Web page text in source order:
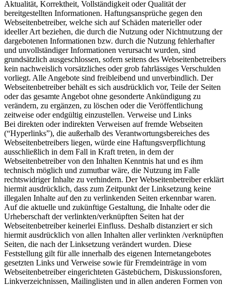
Aktualität, Korrektheit, Vollständigkeit oder Qualität der
bereitgestellten Informationen. Haftungsansprüche gegen den
Webseitenbetreiber, welche sich auf Schäden materieller oder
ideeller Art beziehen, die durch die Nutzung oder Nichtnutzung der
dargebotenen Informationen bzw. durch die Nutzung fehlerhafter
und unvollständiger Informationen verursacht wurden, sind
grundsätzlich ausgeschlossen, sofern seitens des Webseitenbetreibers
kein nachweislich vorsätzliches oder grob fahrlässiges Verschulden
vorliegt. Alle Angebote sind freibleibend und unverbindlich. Der
Webseitenbetreiber behält es sich ausdrücklich vor, Teile der Seiten
oder das gesamte Angebot ohne gesonderte Ankündigung zu
verändern, zu ergänzen, zu löschen oder die Veröffentlichung
zeitweise oder endgültig einzustellen. Verweise und Links
Bei direkten oder indirekten Verweisen auf fremde Webseiten
(“Hyperlinks”), die außerhalb des Verantwortungsbereiches des
Webseitenbetreibers liegen, würde eine Haftungsverpflichtung
ausschließlich in dem Fall in Kraft treten, in dem der
Webseitenbetreiber von den Inhalten Kenntnis hat und es ihm
technisch möglich und zumutbar wäre, die Nutzung im Falle
rechtswidriger Inhalte zu verhindern. Der Webseitenbetreiber erklärt
hiermit ausdrücklich, dass zum Zeitpunkt der Linksetzung keine
illegalen Inhalte auf den zu verlinkenden Seiten erkennbar waren.
Auf die aktuelle und zukünftige Gestaltung, die Inhalte oder die
Urheberschaft der verlinkten/verknüpften Seiten hat der
Webseitenbetreiber keinerlei Einfluss. Deshalb distanziert er sich
hiermit ausdrücklich von allen Inhalten aller verlinkten /verknüpften
Seiten, die nach der Linksetzung verändert wurden. Diese
Feststellung gilt für alle innerhalb des eigenen Internetangebotes
gesetzten Links und Verweise sowie für Fremdeinträge in vom
Webseitenbetreiber eingerichteten Gästebüchern, Diskussionsforen,
Linkverzeichnissen, Mailinglisten und in allen anderen Formen von